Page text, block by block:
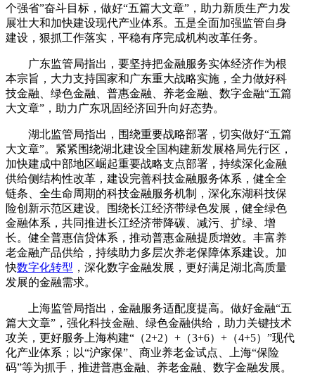
个强省”奋斗目标，做好“五篇大文章”，助力新质生产力发
展壮大和加快建设现代产业体系。五是全面加强监管自身
建设，狠抓工作落实，平稳有序完成机构改革任务。
广东监管局指出，要坚持把金融服务实体经济作为根
本宗旨，大力支持国家和广东重大战略实施，全力做好科
技金融、绿色金融、普惠金融、养老金融、数字金融“五篇
大文章”，助力广东巩固经济回升向好态势。
湖北监管局指出，围绕重要战略部署，切实做好“五篇
大文章”。紧紧围绕湖北建设全国构建新发展格局先行区，
加快建成中部地区崛起重要战略支点部署，持续深化金融
供给侧结构性改革，建设完善科技金融服务体系，健全全
链条、全生命周期的科技金融服务机制，深化东湖科技保
险创新示范区建设。围绕长江经济带绿色发展，健全绿色
金融体系，共同推进长江经济带降碳、减污、扩绿、增
长。健全普惠信贷体系，推动普惠金融提质增效。丰富养
老金融产品供给，持续助力多层次养老保障体系建设。加
快数字化转型 ，深化数字金融发展，更好满足湖北高质量
发展的金融需求。
上海监管局指出，金融服务适配度提高。做好金融“五
篇大文章”，强化科技金融、绿色金融供给，助力关键技术
攻关，更好服务上海构建“（2+2）+（3+6）+（4+5）”现代
化产业体系；以“沪家保”、商业养老金试点、上海“保险
码”等为抓手，推进普惠金融、养老金融、数字金融发展。